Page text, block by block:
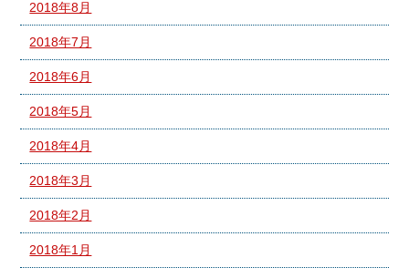
2018年8月
2018年7月
2018年6月
2018年5月
2018年4月
2018年3月
2018年2月
2018年1月